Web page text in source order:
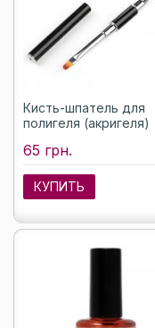
Кисть-шпатель для
полигеля (акригеля)
65 грн.
КУПИТЬ